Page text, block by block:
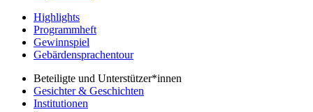
Highlights
Programmheft
Gewinnspiel
Gebärdensprachentour
Beteiligte und Unterstützer*innen
Gesichter & Geschichten
Institutionen